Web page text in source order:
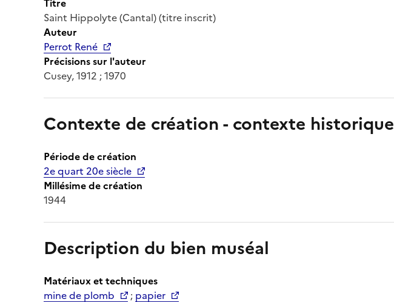
Saint Hippolyte (Cantal) (titre inscrit)
Auteur
Perrot René
Précisions sur l'auteur
Cusey, 1912 ; 1970
Contexte de création - contexte historique
Période de création
2e quart 20e siècle
Millésime de création
1944
Description du bien muséal
Matériaux et techniques
mine de plomb
; papier